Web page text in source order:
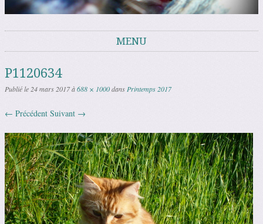
MENU
P1120634
Publié le24 mars 2017à688 × 1000dansPrintemps 2017
← Précédent Suivant →